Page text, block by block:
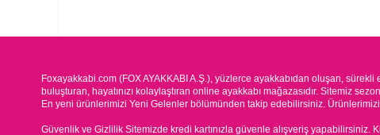
Foxayakkabi.com (FOX AYAKKABI A.Ş.), yüzlerce ayakkabıdan oluşan,
buluşturan, hayatınızı kolaylaştıran online ayakkabı mağazasıdır. Sitemiz
En yeni ürünlerimizi Yeni Gelenler bölümünden takip edebilirsiniz.
Güvenlik ve Gizlilik Sitemizde kredi kartınızla güvenle alışveriş yapabilirsiniz.